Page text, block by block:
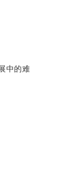
中的难